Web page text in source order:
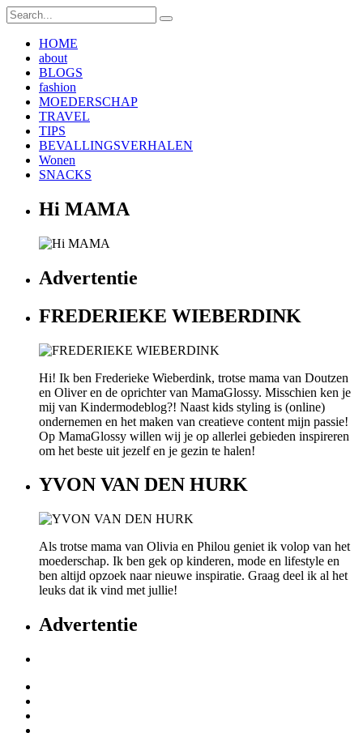
HOME
about
BLOGS
fashion
MOEDERSCHAP
TRAVEL
TIPS
BEVALLINGSVERHALEN
Wonen
SNACKS
Hi MAMA
Advertentie
FREDERIEKE WIEBERDINK
Hi! Ik ben Frederieke Wieberdink, trotse mama van Doutzen
en Oliver en de oprichter van MamaGlossy. Misschien ken je
mij van Kindermodeblog?! Naast kids styling is (online)
ondernemen en het maken van creatieve content mijn passie!
Op MamaGlossy willen wij je op allerlei gebieden inspireren
om het beste uit jezelf en je gezin te halen!
YVON VAN DEN HURK
Als trotse mama van Olivia en Philou geniet ik volop van het
moederschap. Ik ben gek op kinderen, mode en lifestyle en
ben altijd opzoek naar nieuwe inspiratie. Graag deel ik al het
leuks dat ik vind met jullie!
Advertentie